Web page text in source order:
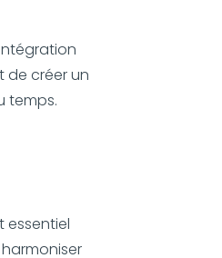
de créer un
temps.
essentiel